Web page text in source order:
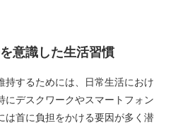
意識した生活習慣
持するためには、日常生活におけ
にデスクワークやスマートフォン
は首に負担をかける要因が多く潜